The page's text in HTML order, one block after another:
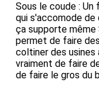
Sous le coude :
qui s'accomode de
ça supporte même
permet de faire
coltiner des usines
vraiment de faire
de faire le gros du